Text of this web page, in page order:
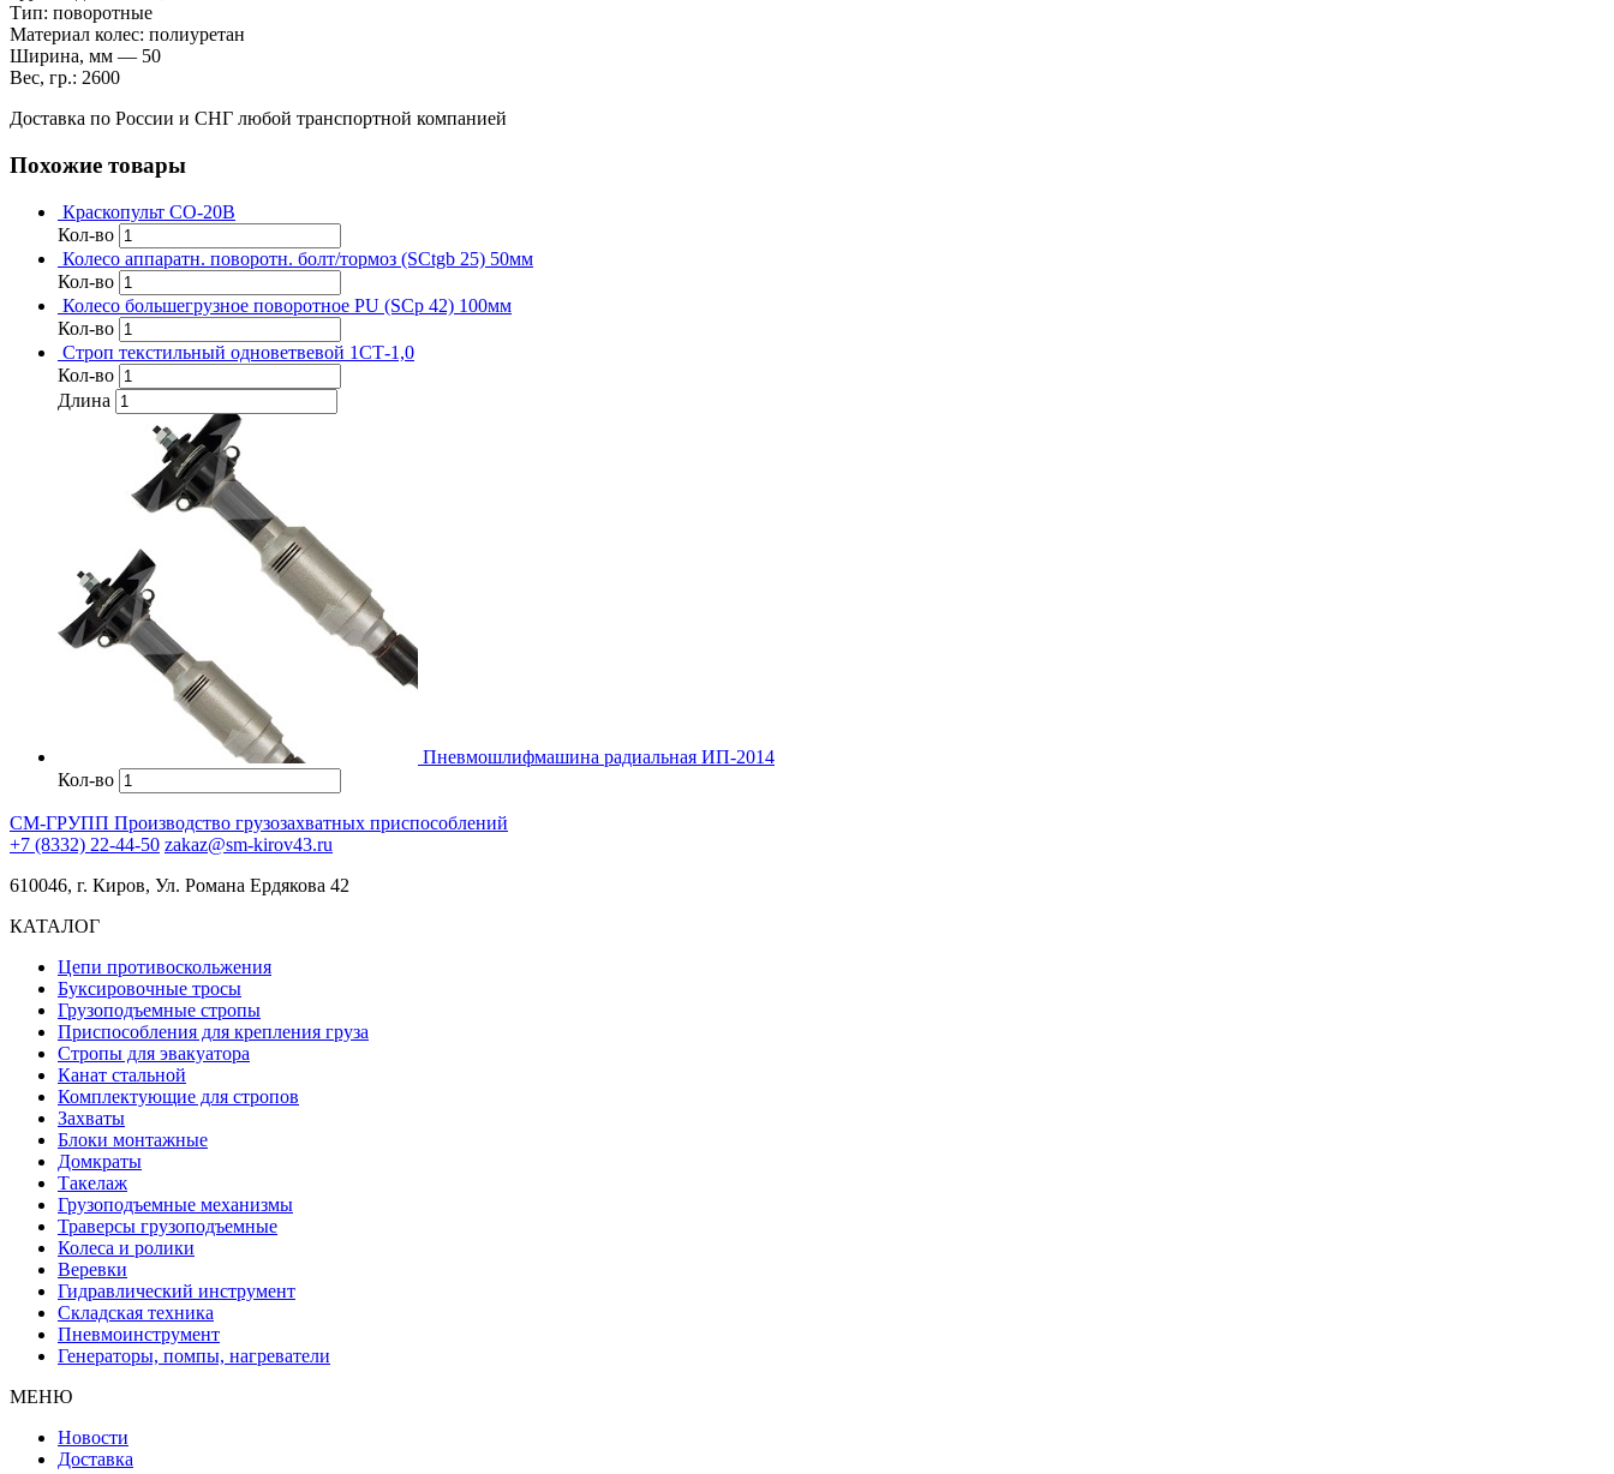
Тип: поворотные
Материал колес: полиуретан
Ширина, мм — 50
Вес, гр.: 2600
Доставка по России и СНГ любой транспортной компанией
Похожие товары
Краскопульт СО-20В
Кол-во
Колесо аппаратн. поворотн. болт/тормоз (SCtgb 25) 50мм
Кол-во
Колесо большегрузное поворотное PU (SCp 42) 100мм
Кол-во
Строп текстильный одноветвевой 1СТ-1,0
Кол-во
Длина
Пневмошлифмашина радиальная ИП-2014
Кол-во
СМ-ГРУПП Производство грузозахватных приспособлений
+7 (8332) 22-44-50 zakaz@sm-kirov43.ru
610046, г. Киров, Ул. Романа Ердякова 42
КАТАЛОГ
Цепи противоскольжения
Буксировочные тросы
Грузоподъемные стропы
Приспособления для крепления груза
Стропы для эвакуатора
Канат стальной
Комплектующие для стропов
Захваты
Блоки монтажные
Домкраты
Такелаж
Грузоподъемные механизмы
Траверсы грузоподъемные
Колеса и ролики
Веревки
Гидравлический инструмент
Складская техника
Пневмоинструмент
Генераторы, помпы, нагреватели
МЕНЮ
Новости
Доставка